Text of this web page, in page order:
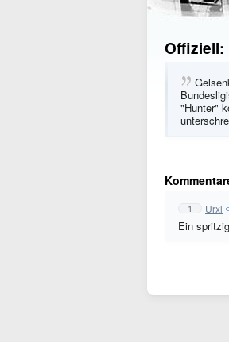
Offiziell:
"Hunter"
1 Urxl
Ein